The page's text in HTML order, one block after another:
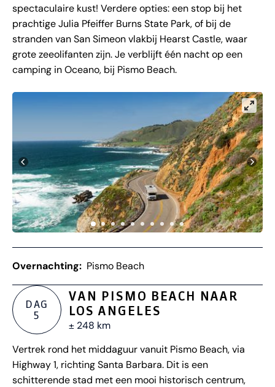
spectaculaire kust! Verdere opties: een stop bij het
prachtige Julia Pfeiffer Burns State Park, of bij de
stranden van San Simeon vlakbij Hearst Castle, waar
grote zeeolifanten zijn. Je verblijft één nacht op een
camping in Oceano, bij Pismo Beach.
Overnachting: Pismo Beach
DAG
5
VAN PISMO BEACH NAAR
LOS ANGELES
± 248 km
Vertrek rond het middaguur vanuit Pismo Beach, via
Highway 1, richting Santa Barbara. Dit is een
schitterende stad met een mooi historisch centrum,